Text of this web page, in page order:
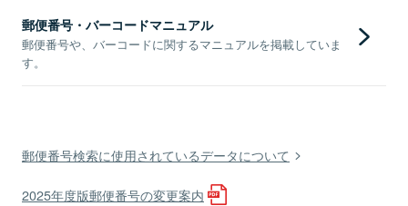
郵便番号・バーコードマニュアル
郵便番号や、バーコードに関するマニュアルを掲載していま
す。
郵便番号検索に使用されているデータについて
2025年度版郵便番号の変更案内